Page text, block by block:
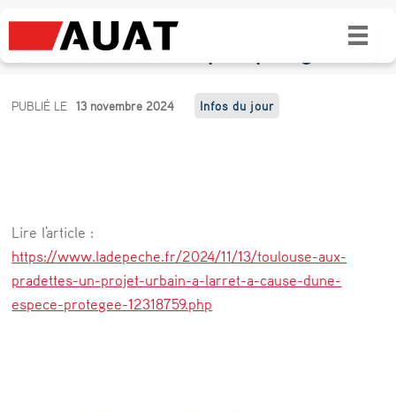
Toulouse : aux Pradettes, un projet urbain à
l’arrêt à cause d’une espèce protégée
T
o
u
s
e
PUBLIÉ LE 13 novembre 2024 Infos du jour
Lire l'article :
https://www.ladepeche.fr/2024/11/13/toulouse-aux-
pradettes-un-projet-urbain-a-larret-a-cause-dune-
espece-protegee-12318759.php